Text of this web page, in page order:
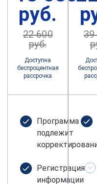
руб.
22 600
руб.
Доступна
беспроцентная
рассрочка
Программа не
подлежит
Регистрация
информации
39